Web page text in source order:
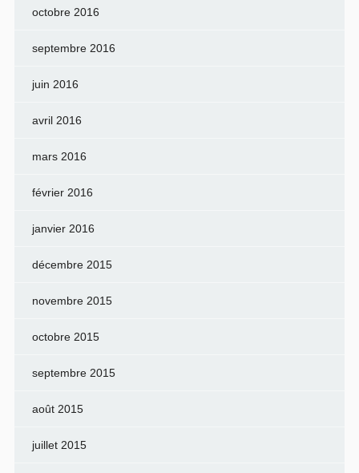
octobre 2016
septembre 2016
juin 2016
avril 2016
mars 2016
février 2016
janvier 2016
décembre 2015
novembre 2015
octobre 2015
septembre 2015
août 2015
juillet 2015